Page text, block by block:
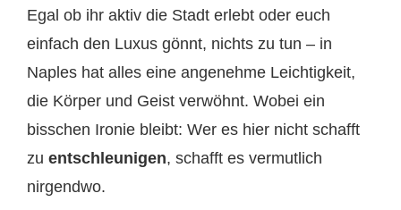
Egal ob ihr aktiv die Stadt erlebt oder euch
einfach den Luxus gönnt, nichts zu tun – in
Naples hat alles eine angenehme Leichtigkeit,
die Körper und Geist verwöhnt. Wobei ein
bisschen Ironie bleibt: Wer es hier nicht schafft
zu entschleunigen, schafft es vermutlich
nirgendwo.